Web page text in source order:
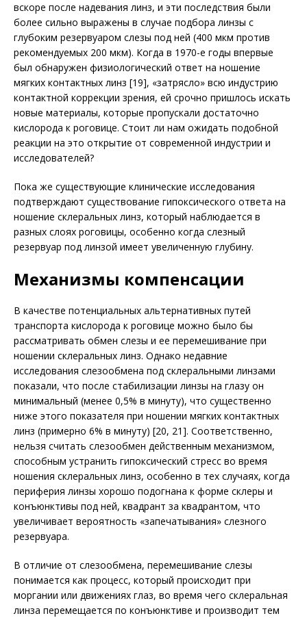
вскоре после надевания линз, и эти последствия были
более сильно выражены в случае подбора линзы с
глубоким резервуаром слезы под ней (400 мкм против
рекомендуемых 200 мкм). Когда в 1970-е годы впервые
был обнаружен физиологический ответ на ношение
мягких контактных линз [19], «затрясло» всю индустрию
контактной коррекции зрения, ей срочно пришлось искать
новые материалы, которые пропускали достаточно
кислорода к роговице. Стоит ли нам ожидать подобной
реакции на это открытие от современной индустрии и
исследователей?
Пока же существующие клинические исследования
подтверждают существование гипоксического ответа на
ношение склеральных линз, который наблюдается в
разных слоях роговицы, особенно когда слезный
резервуар под линзой имеет увеличенную глубину.
Механизмы компенсации
В качестве потенциальных альтернативных путей
транспорта кислорода к роговице можно было бы
рассматривать обмен слезы и ее перемешивание при
ношении склеральных линз. Однако недавние
исследования слезообмена под склеральными линзами
показали, что после стабилизации линзы на глазу он
минимальный (менее 0,5% в минуту), что существенно
ниже этого показателя при ношении мягких контактных
линз (примерно 6% в минуту) [20, 21]. Соответственно,
нельзя считать слезообмен действенным механизмом,
способным устранить гипоксический стресс во время
ношения склеральных линз, особенно в тех случаях, когда
периферия линзы хорошо подогнана к форме склеры и
конъюнктивы под ней, квадрант за квадрантом, что
увеличивает вероятность «запечатывания» слезного
резервуара.
В отличие от слезообмена, перемешивание слезы
понимается как процесс, который происходит при
моргании или движениях глаз, во время чего склеральная
линза перемещается по конъюнктиве и производит тем